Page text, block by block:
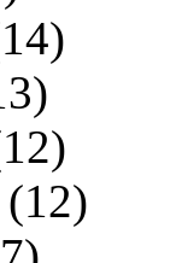
(12)